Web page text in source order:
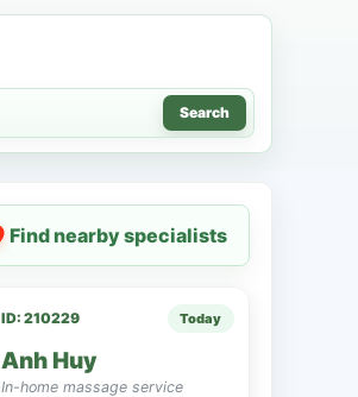
Search
Find nearby specialists
ID: 210229 Today
Anh Huy
In-home massage service